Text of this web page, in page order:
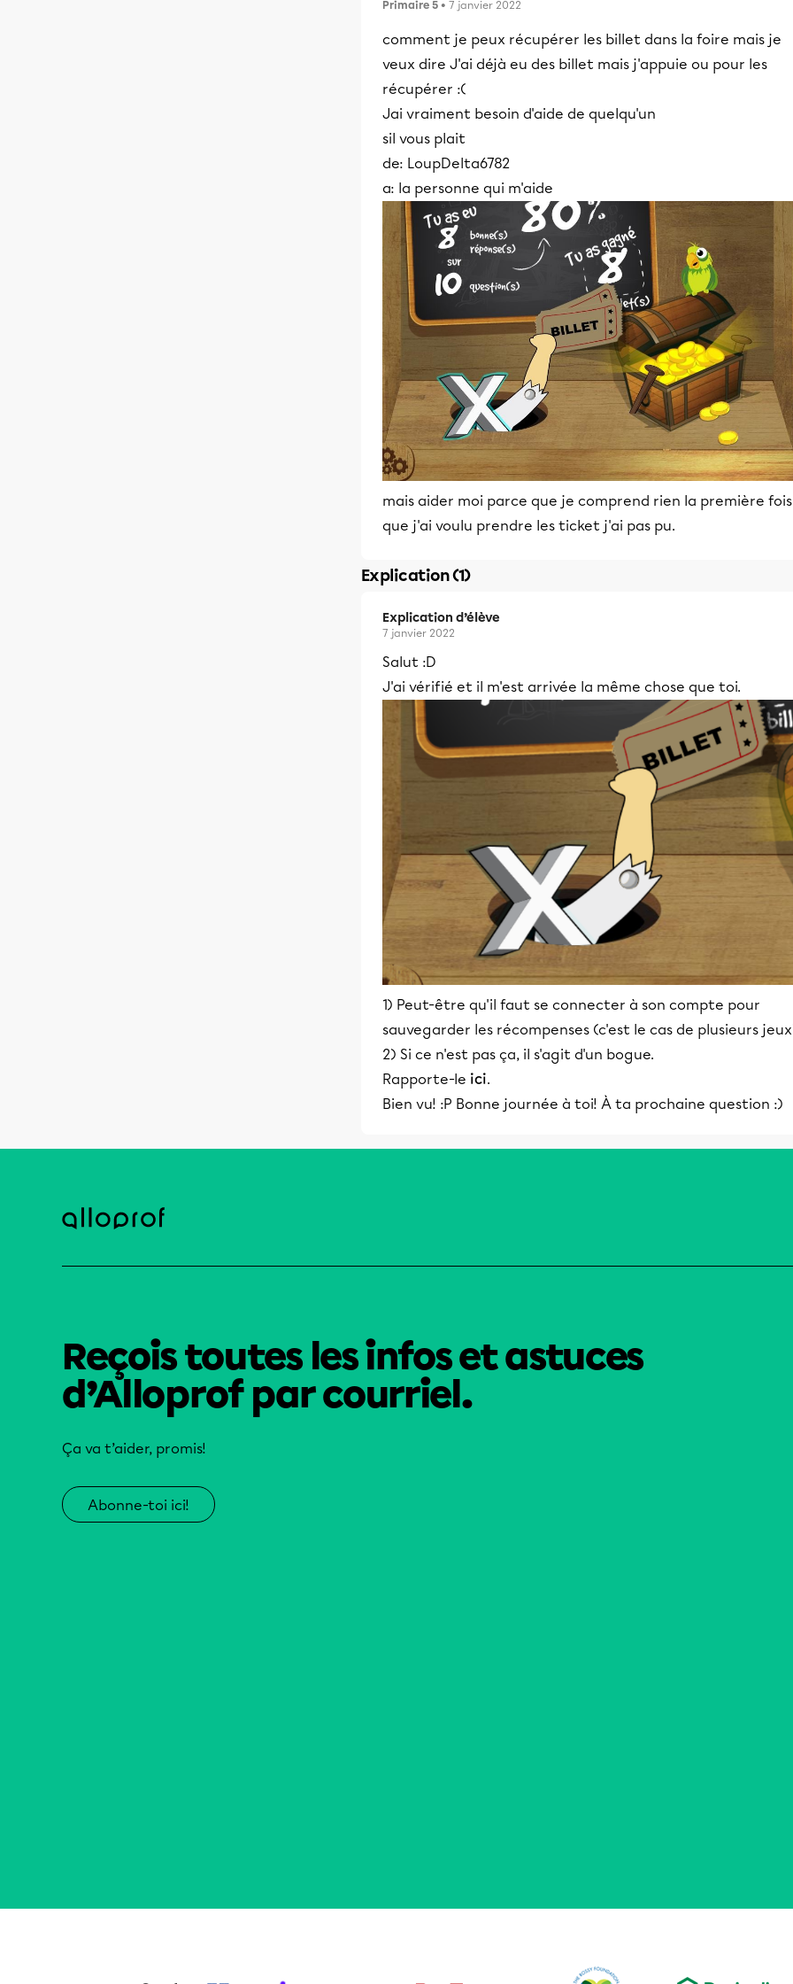
Primaire 5 • 7 janvier 2022
comment je peux récupérer les billet dans la foire mais je
veux dire J'ai déjà eu des billet mais j'appuie ou pour les
récupérer :(
Jai vraiment besoin d'aide de quelqu'un
sil vous plait
de: LoupDelta6782
a: la personne qui m'aide
mais aider moi parce que je comprend rien la première fois
que j'ai voulu prendre les ticket j'ai pas pu.
Explication (1)
Explication d’élève
7 janvier 2022
Salut :D
J'ai vérifié et il m'est arrivée la même chose que toi.
1) Peut-être qu'il faut se connecter à son compte pour
sauvegarder les récompenses (c'est le cas de plusieurs
2) Si ce n'est pas ça, il s'agit d'un bogue.
Rapporte-le ici.
Bien vu! :P Bonne journée à toi! À ta prochaine question :)
Reçois toutes les infos et astuces
d’Alloprof par courriel.
Ça va t’aider, promis!
Abonne-toi ici!